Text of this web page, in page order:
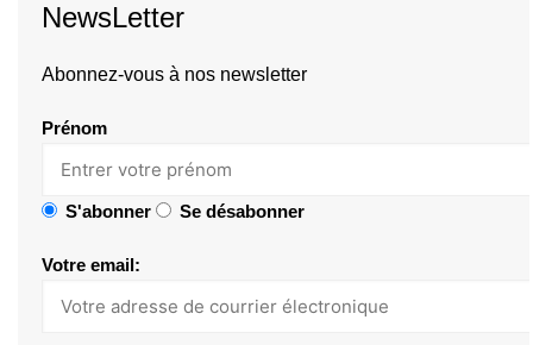
NewsLetter
Abonnez-vous à nos newsletter
Prénom
S'abonner Se désabonner
Votre email: